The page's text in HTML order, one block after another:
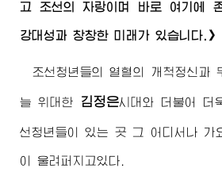
고 조선의 자랑이며 바로 여기에
강대성과 창창한 미래가 있습니다.》
조선청년들의 열혈의 개척정신과
늘위대한 김정은시대와 더불어 더
선청년들이 있는 곳 그 어디서나 가
이 울려퍼지고있다.